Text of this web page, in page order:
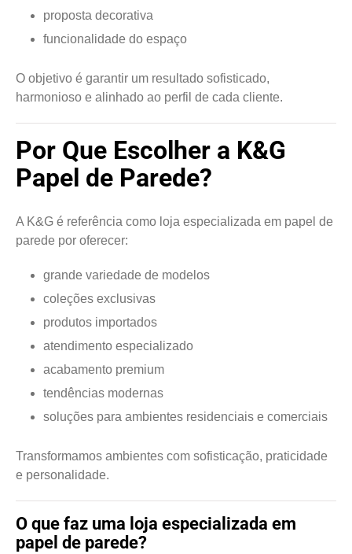
proposta decorativa
funcionalidade do espaço
O objetivo é garantir um resultado sofisticado,
harmonioso e alinhado ao perfil de cada cliente.
Por Que Escolher a K&G
Papel de Parede?
A K&G é referência como loja especializada em papel de
parede por oferecer:
grande variedade de modelos
coleções exclusivas
produtos importados
atendimento especializado
acabamento premium
tendências modernas
soluções para ambientes residenciais e comerciais
Transformamos ambientes com sofisticação, praticidade
e personalidade.
O que faz uma loja especializada em
papel de parede?